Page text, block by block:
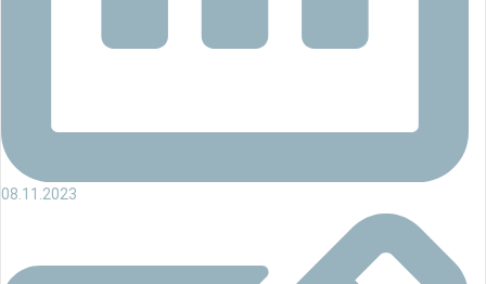
08.11.2023